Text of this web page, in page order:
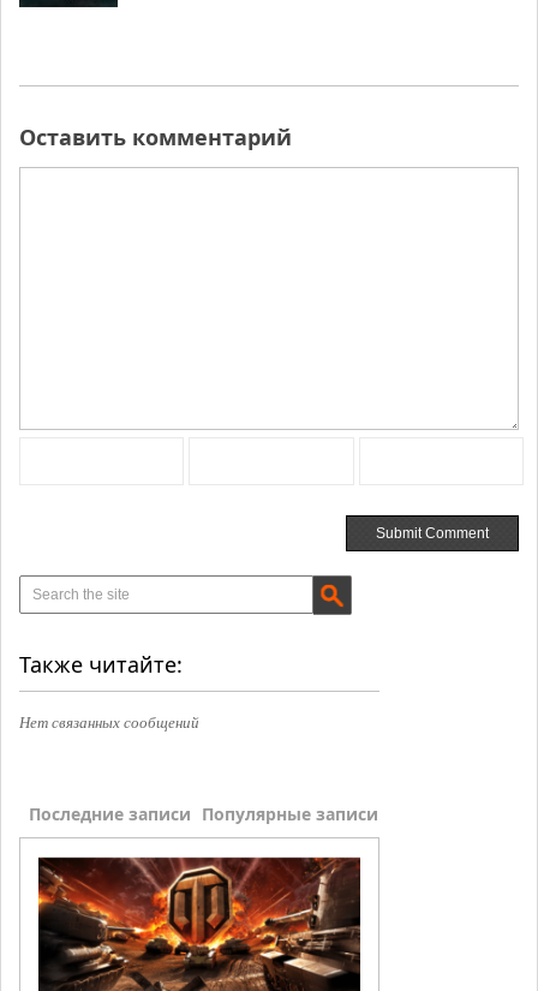
Оставить комментарий
Также читайте:
Нет связанных сообщений
Последние записи Популярные записи